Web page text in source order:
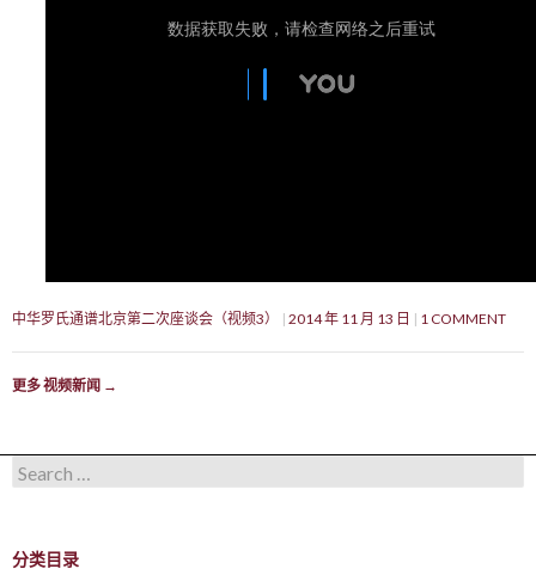
中华罗氏通谱北京第二次座谈会（视频3） 2014 年 11 月 13 日 1 COMMENT
更多 视频新闻 →
Search for:
分类目录